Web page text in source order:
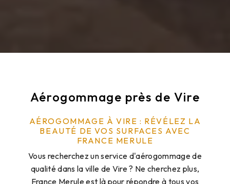
Aérogommage près de Vire
AÉROGOMMAGE À VIRE : RÉVÉLEZ LA
BEAUTÉ DE VOS SURFACES AVEC
FRANCE MERULE
Vous recherchez un service d'aérogommage de
qualité dans la ville de Vire ? Ne cherchez plus,
France Merule est là pour répondre à tous vos